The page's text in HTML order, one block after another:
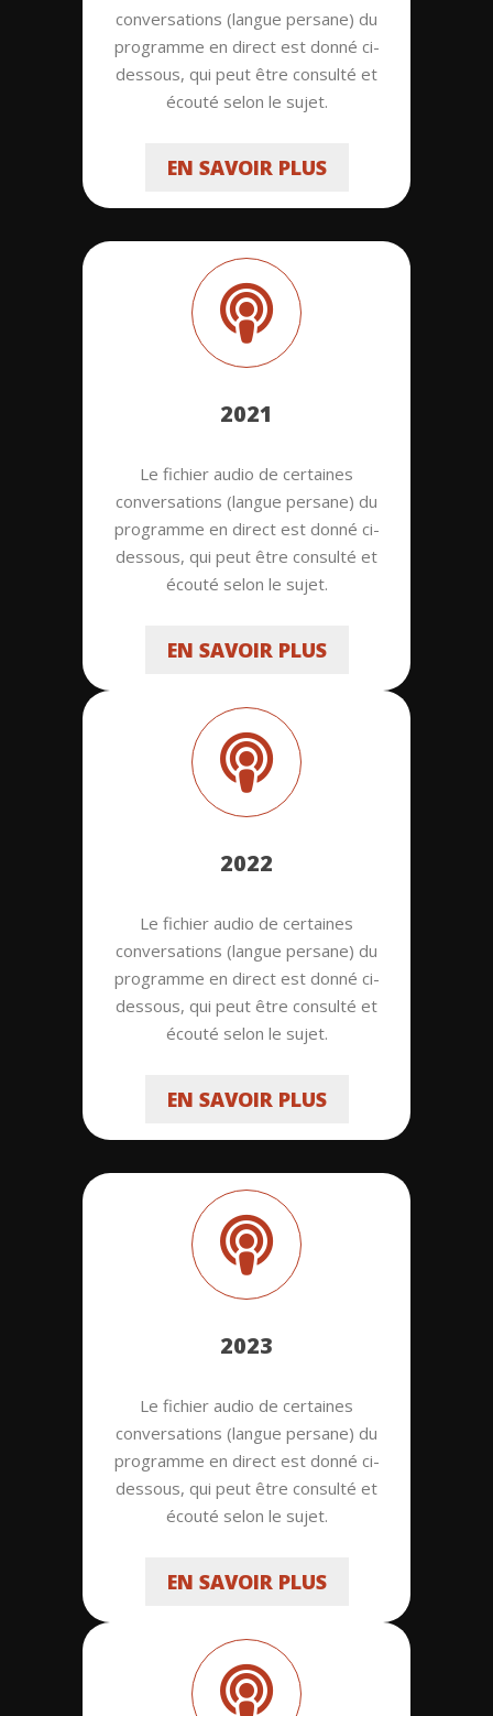
conversations (langue persane) du
programme en direct est donné ci-
dessous, qui peut être consulté et
écouté selon le sujet.
EN SAVOIR PLUS
2021
Le fichier audio de certaines
conversations (langue persane) du
programme en direct est donné ci-
dessous, qui peut être consulté et
écouté selon le sujet.
EN SAVOIR PLUS
2022
Le fichier audio de certaines
conversations (langue persane) du
programme en direct est donné ci-
dessous, qui peut être consulté et
écouté selon le sujet.
EN SAVOIR PLUS
2023
Le fichier audio de certaines
conversations (langue persane) du
programme en direct est donné ci-
dessous, qui peut être consulté et
écouté selon le sujet.
EN SAVOIR PLUS